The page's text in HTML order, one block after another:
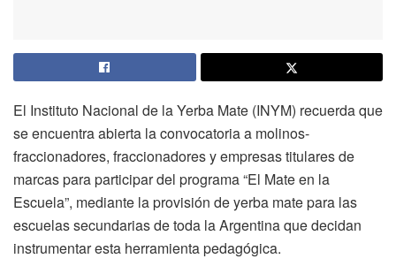
El Instituto Nacional de la Yerba Mate (INYM) recuerda que
se encuentra abierta la convocatoria a molinos-
fraccionadores, fraccionadores y empresas titulares de
marcas para participar del programa “El Mate en la
Escuela”, mediante la provisión de yerba mate para las
escuelas secundarias de toda la Argentina que decidan
instrumentar esta herramienta pedagógica.